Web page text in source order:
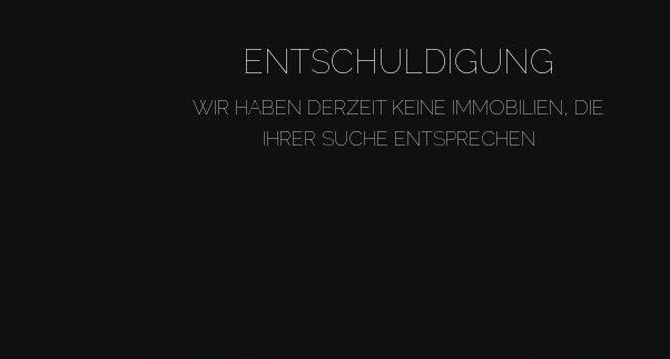
ENTSCHULDIGUNG
WIR HABEN DERZEIT KEINE IMMOBILIEN, DIE
IHRER SUCHE ENTSPRECHEN